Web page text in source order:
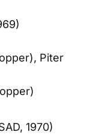
Piter
1970)